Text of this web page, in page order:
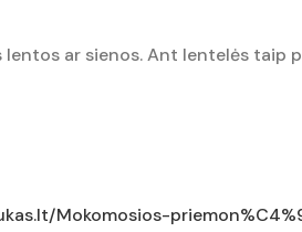
ar sienos. Ant lentelės taip
Mokomosios-